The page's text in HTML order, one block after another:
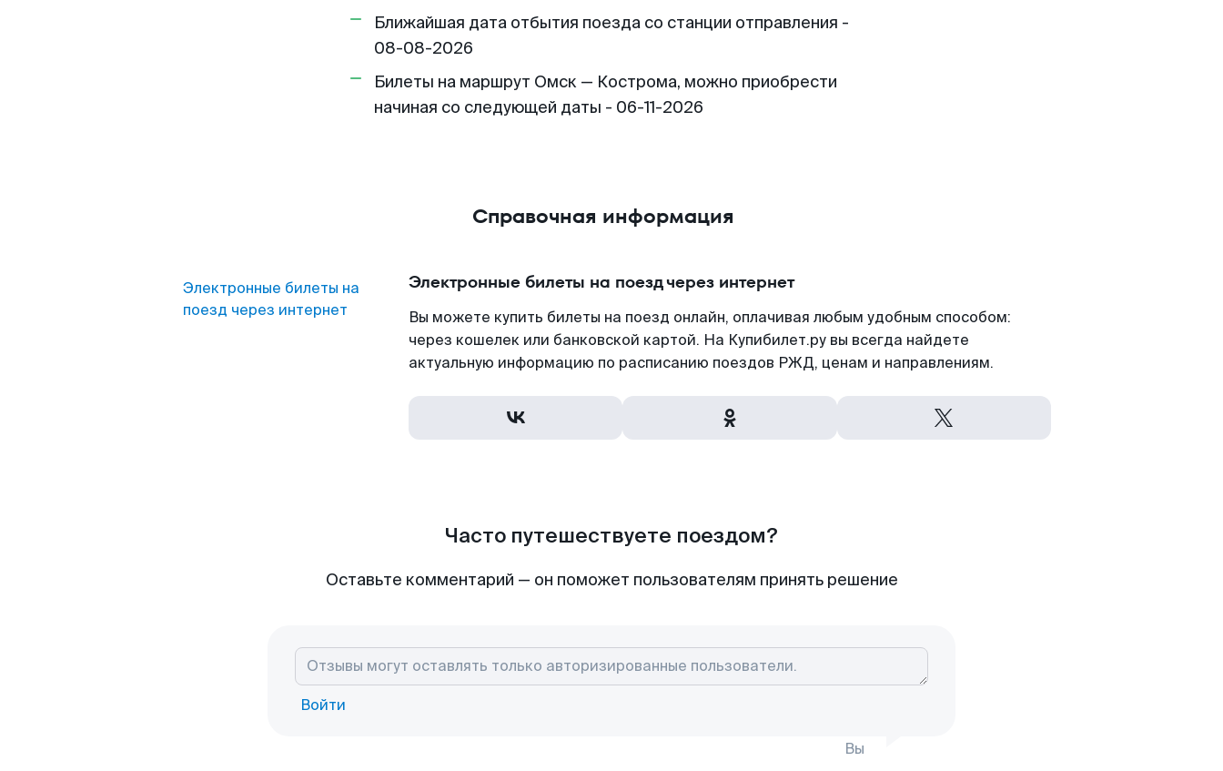
Ближайшая дата отбытия поезда со станции отправления -
08-08-2026
Билеты на маршрут Омск — Кострома, можно приобрести
начиная со следующей даты - 06-11-2026
Справочная информация
Электронные билеты на
поезд через интернет
Электронные билеты на поезд через интернет
Вы можете купить билеты на поезд онлайн, оплачивая любым удобным способом:
через кошелек или банковской картой. На Купибилет.ру вы всегда найдете
актуальную информацию по расписанию поездов РЖД, ценам и направлениям.
Часто путешествуете поездом?
Оставьте комментарий — он поможет пользователям принять решение
Войти
Вы